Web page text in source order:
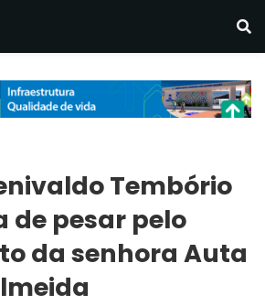
Tembório
de pesar pelo
da senhora Auta